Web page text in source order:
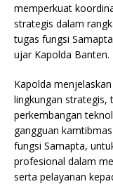
memperkuat
strategis dalam
tugas fungsi
ujar Kapolda Banten.
Kapolda
lingkungan strategis,
perkembangan
gangguan
fungsi Samapta,
profesional dalam
serta pelayanan